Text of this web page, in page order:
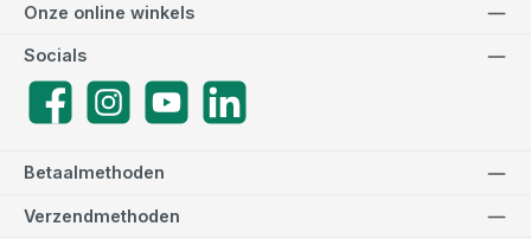
Betaalmethoden
Verzendmethoden
Socials
FacebookInstagramYouTube
Onze online winkels